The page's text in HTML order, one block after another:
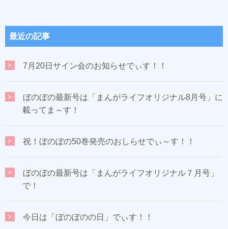
最近の記事
7月20日サイン会のお知らせでぃす！！
ぼのぼの最新号は「まんがライフオリジナル8月号」に
載ってま～す！
祝！ぼのぼの50巻発売のおしらせでぃ～す！！
ぼのぼの最新号は「まんがライフオリジナル７月号」
で！
今日は「ぼのぼのの日」でぃす！！